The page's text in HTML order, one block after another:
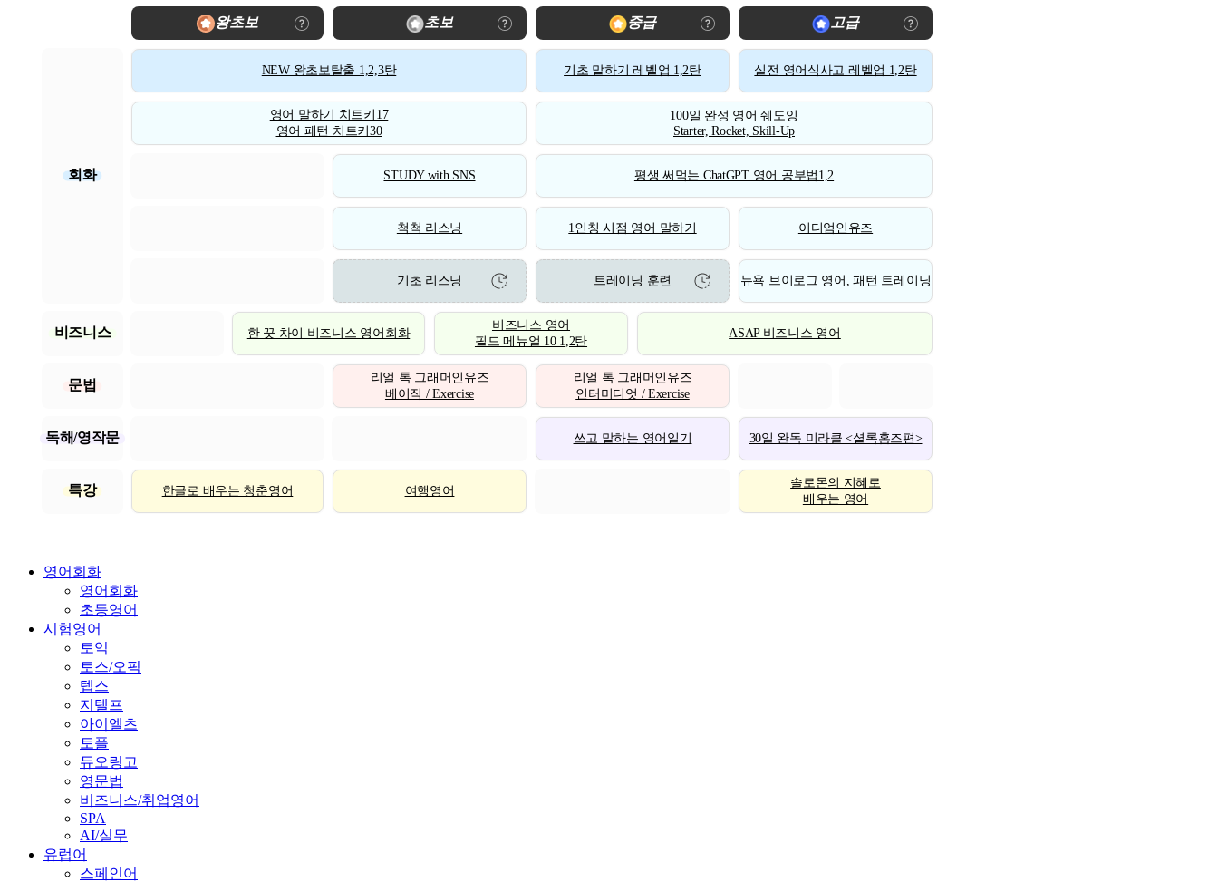
왕초보 초보 중급 고급
회화
NEW 왕초보탈출 1,2,3탄 기초 말하기 레벨업 1,2탄 실전 영어식사고 레벨업 1,2탄
영어 말하기 치트키17
영어 패턴 치트키30
100일 완성 영어 쉐도잉
Starter, Rocket, Skill-Up
STUDY with SNS 평생 써먹는 ChatGPT 영어 공부법1,2
척척 리스닝 1인칭 시점 영어 말하기 이디엄인유즈
기초 리스닝 트레이닝 훈련 뉴욕 브이로그 영어, 패턴 트레이닝
비즈니스 한 끗 차이 비즈니스 영어회화
비즈니스 영어
필드 메뉴얼 10 1,2탄
ASAP 비즈니스 영어
문법
리얼 톡 그래머인유즈
베이직 / Exercise
리얼 톡 그래머인유즈
인터미디엇 / Exercise
독해/영작문 쓰고 말하는 영어일기 30일 완독 미라클 <셜록홈즈편>
특강 한글로 배우는 청춘영어 여행영어
솔로몬의 지혜로
배우는 영어
영어회화
영어회화
초등영어
시험영어
토익
토스/오픽
텝스
지텔프
아이엘츠
토플
듀오링고
영문법
비즈니스/취업영어
SPA
AI/실무
유럽어
스페인어